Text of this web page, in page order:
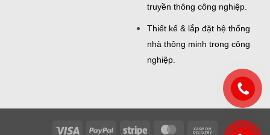
truyền thông công nghiệp.
Thiết kế & lắp đặt hệ thống
nhà thông minh trong công
nghiệp.
Visa PayPal Stripe MasterCardCash